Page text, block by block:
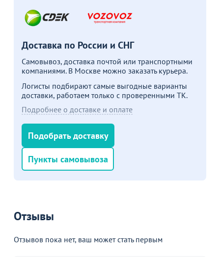
Доставка по России и СНГ
Самовывоз, доставка почтой или транспортными
компаниями. В Москве можно заказать курьера.
Логисты подбирают самые выгодные варианты
доставки, работаем только с проверенными ТК.
Подробнее о доставке и оплате
Подобрать доставку
Пункты самовывоза
Отзывы
Отзывов пока нет, ваш может стать первым